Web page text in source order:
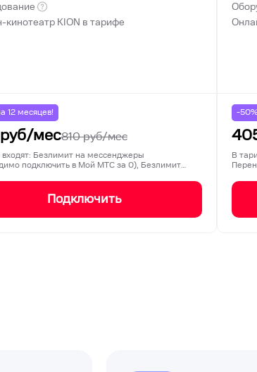
кинотеатр KION в тарифе
12месяцев!
мес810руб/мес
Безлимит на мессенджеры
подключить в Мой МТС за 0), Безлимит
Подключить
-
В